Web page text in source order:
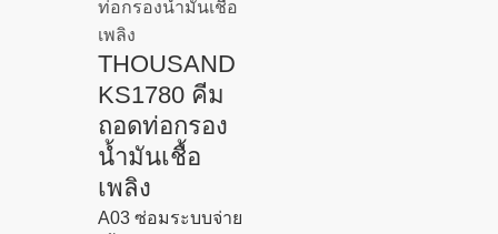
THOUSAND
KS1780 คีม
ถอดท่อกรอง
น้ำมันเชื้อ
เพลิง
A03 ซ่อมระบบจ่าย